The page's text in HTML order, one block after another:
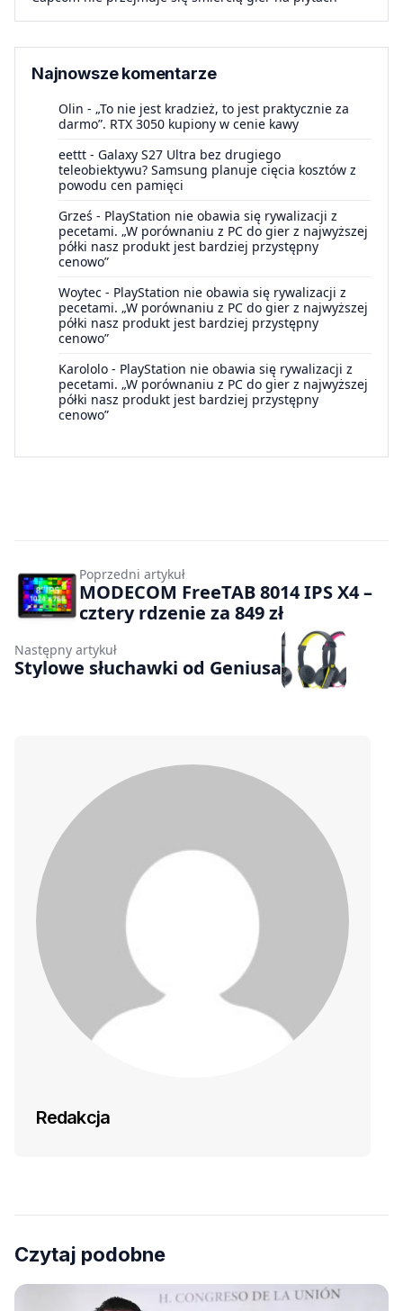
Najnowsze komentarze
Olin - „To nie jest kradzież, to jest praktycznie za
darmo”. RTX 3050 kupiony w cenie kawy
eettt - Galaxy S27 Ultra bez drugiego
teleobiektywu? Samsung planuje cięcia kosztów z
powodu cen pamięci
Grześ - PlayStation nie obawia się rywalizacji z
pecetami. „W porównaniu z PC do gier z najwyższej
półki nasz produkt jest bardziej przystępny
cenowo”
Woytec - PlayStation nie obawia się rywalizacji z
pecetami. „W porównaniu z PC do gier z najwyższej
półki nasz produkt jest bardziej przystępny
cenowo”
Karololo - PlayStation nie obawia się rywalizacji z
pecetami. „W porównaniu z PC do gier z najwyższej
półki nasz produkt jest bardziej przystępny
cenowo”
Poprzedni artykuł
MODECOM FreeTAB 8014 IPS X4 –
cztery rdzenie za 849 zł
Następny artykuł
Stylowe słuchawki od Geniusa
Redakcja
Czytaj podobne